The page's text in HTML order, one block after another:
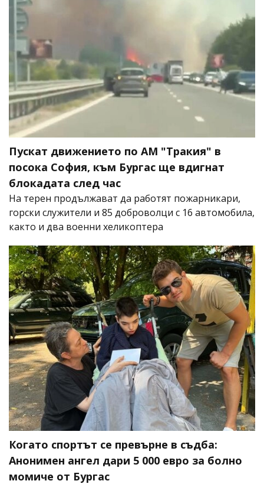
Пускат движението по АМ "Тракия" в
посока София, към Бургас ще вдигнат
блокадата след час
На терен продължават да работят пожарникари,
горски служители и 85 доброволци с 16 автомобила,
както и два военни хеликоптера
Когато спортът се превърне в съдба:
Анонимен ангел дари 5 000 евро за болно
момиче от Бургас